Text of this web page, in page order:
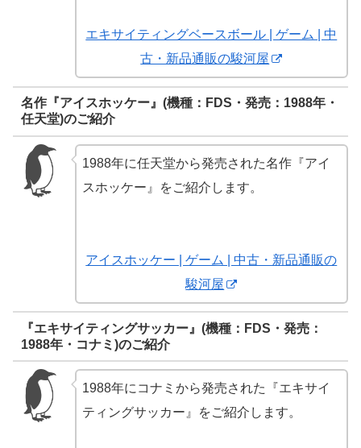
エキサイティングベースボール | ゲーム | 中
古・新品通販の駿河屋
名作『アイスホッケー』(機種：FDS・発売：1988年・
任天堂)のご紹介
1988年に任天堂から発売された名作『アイ
スホッケー』をご紹介します。
アイスホッケー | ゲーム | 中古・新品通販の
駿河屋
『エキサイティングサッカー』(機種：FDS・発売：
1988年・コナミ)のご紹介
1988年にコナミから発売された『エキサイ
ティングサッカー』をご紹介します。